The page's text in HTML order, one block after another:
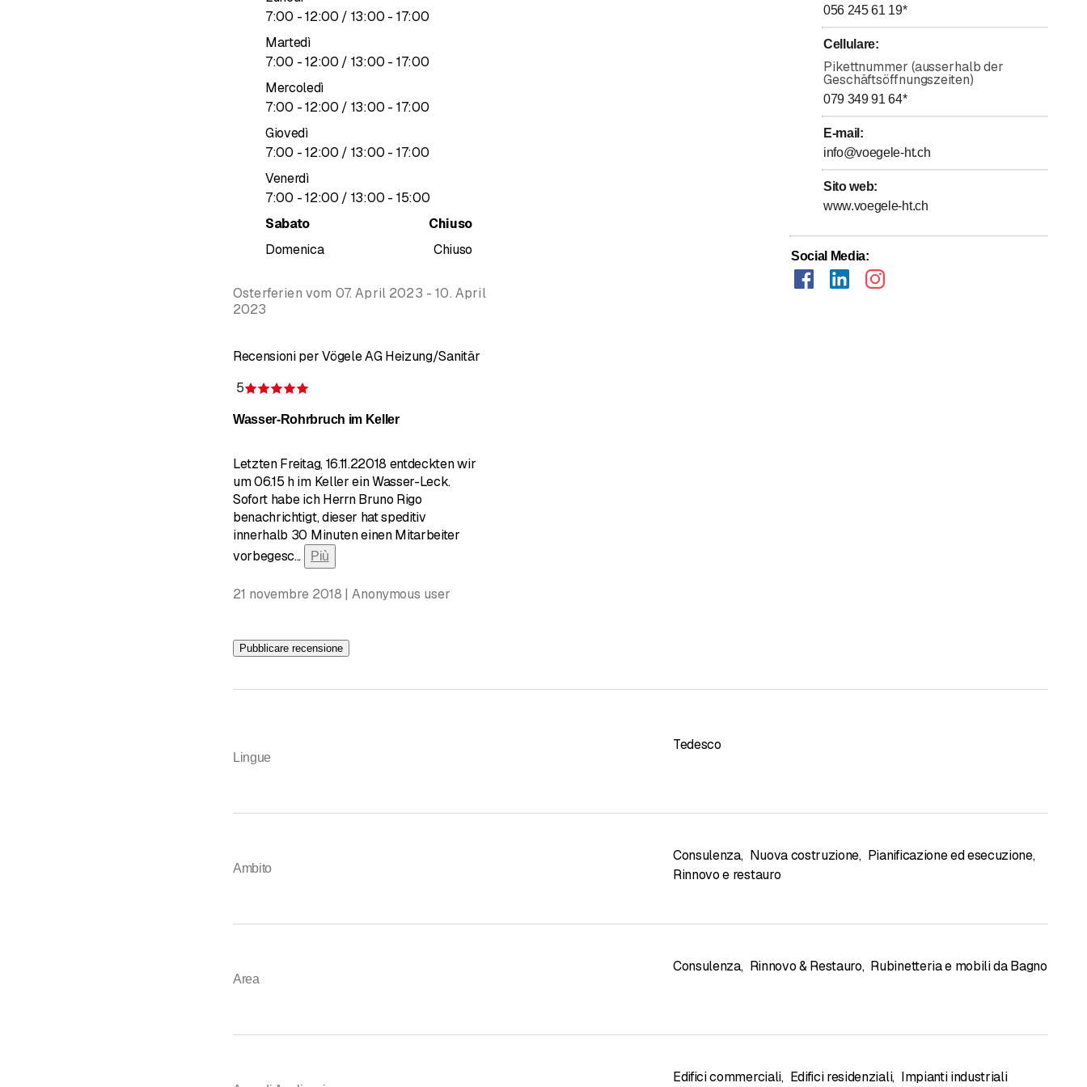
copriamo tutti i settori delle nuove costruzioni, delle ristrutturazioni e dei risanamenti, dalla progettazione alla realizzazione fino all'assistenza clienti.
Con la nuova sede a Tegerfelden abbiamo dato un segno del successo della nostra azienda. Dal 2022 abbiamo una nuova immagine sia all'interno
che all'esterno, in linea con il nostro nuovo slogan "Vögele - Haustechnik in Perfektion" (Vögele - Tecnologia domestica alla perfezione).
7:00 - fino a
12:00 / 13:00 - fino a
17:00
Martedì
7:00 - fino a
12:00 / 13:00 - fino a
17:00
Mercoledì
7:00 - fino a
12:00 / 13:00 - fino a
17:00
Giovedì
7:00 - fino a
12:00 / 13:00 - fino a
17:00
Venerdì
7:00 - fino a
12:00 / 13:00 - fino a
15:00
Sabato
Chiuso
Domenica
Chiuso
Osterferien vom 07. April 2023 - 10. April
2023
056 245 61 19*
Cellulare:
Pikettnummer (ausserhalb der
Geschäftsöffnungszeiten)
079 349 91 64*
E-mail :
info@voegele-ht.ch
Sito web:
www.voegele-ht.ch
Social Media:
Recensioni per Vögele AG Heizung/Sanitär
5
Wasser-Rohrbruch im Keller
Letzten Freitag, 16.11.22018 entdeckten wir
um 06.15 h im Keller ein Wasser-Leck.
Sofort habe ich Herrn Bruno Rigo
benachrichtigt, dieser hat speditiv
innerhalb 30 Minuten einen Mitarbeiter
vorbegesc... Più
21 novembre 2018 | Anonymous user
Pubblicare recensione
Lingue
Tedesco
Ambito
Consulenza, Nuova costruzione, Pianificazione ed esecuzione,
Rinnovo e restauro
Area
Consulenza, Rinnovo & Restauro, Rubinetteria e mobili da Bagno
Edifici commerciali, Edifici residenziali, Impianti industriali